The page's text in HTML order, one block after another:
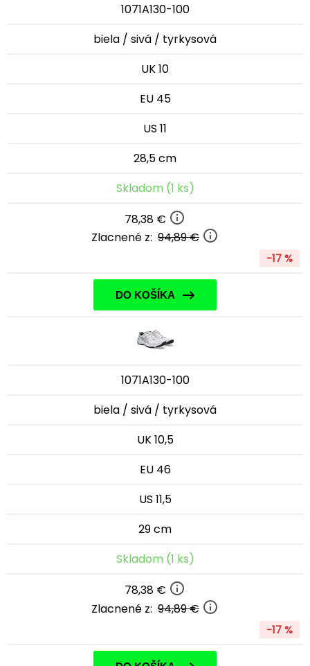
1071A130-100
biela / sivá / tyrkysová
UK 10
EU 45
US 11
28,5 cm
Skladom (1 ks)
78,38 €
Zlacnené z: 94,89 €
-17 %
DO KOŠÍKA
1071A130-100
biela / sivá / tyrkysová
UK 10,5
EU 46
US 11,5
29 cm
Skladom (1 ks)
78,38 €
Zlacnené z: 94,89 €
-17 %